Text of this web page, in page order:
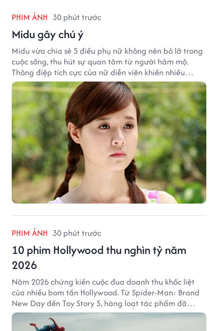
PHIM ẢNH 30 phút trước
Midu gây chú ý
Midu vừa chia sẻ 5 điều phụ nữ không nên bỏ lỡ trong
cuộc sống, thu hút sự quan tâm từ người hâm mộ.
Thông điệp tích cực của nữ diễn viên khiến nhiều
người đồng cảm khi nhìn lại hành trình sự nghiệp và
hạnh phúc hiện tại của cô.
PHIM ẢNH 30 phút trước
10 phim Hollywood thu nghìn tỷ năm
2026
Năm 2026 chứng kiến cuộc đua doanh thu khốc liệt
của nhiều bom tấn Hollywood. Từ Spider-Man: Brand
New Day đến Toy Story 5, hàng loạt tác phẩm đã
mang về hàng chục nghìn tỷ đồng và tạo nên những
cột mốc đáng nhớ tại phòng vé toàn cầu.